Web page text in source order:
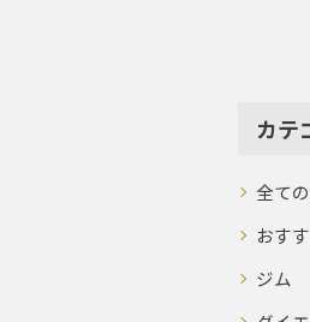
カテ
全て
おす
ジム